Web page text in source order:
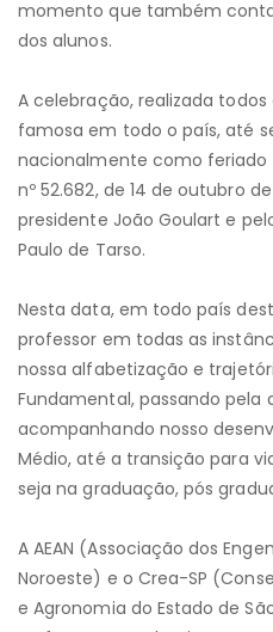
momento que também
dos alunos.
A celebração, realizada
famosa em todo o país, até
nacionalmente como
nº 52.682, de 14 de outubro
presidente João Goulart e
Paulo de Tarso.
Nesta data, em todo país
professor em todas as
nossa alfabetização e
Fundamental, passando pela
acompanhando nosso
Médio, até a transição para
seja na graduação, pós
A AEAN (Associação dos
Noroeste) e o Crea-SP
e Agronomia do Estado de